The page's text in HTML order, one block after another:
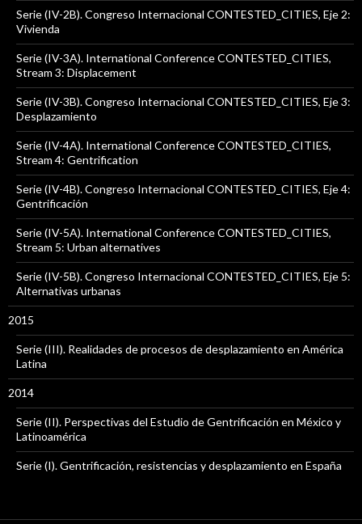
Serie (IV-2B). Congreso Internacional CONTESTED_CITIES, Eje 2:
Vivienda
Serie (IV-3A). International Conference CONTESTED_CITIES,
Stream 3: Displacement
Serie (IV-3B). Congreso Internacional CONTESTED_CITIES, Eje 3:
Desplazamiento
Serie (IV-4A). International Conference CONTESTED_CITIES,
Stream 4: Gentrification
Serie (IV-4B). Congreso Internacional CONTESTED_CITIES, Eje 4:
Gentrificación
Serie (IV-5A). International Conference CONTESTED_CITIES,
Stream 5: Urban alternatives
Serie (IV-5B). Congreso Internacional CONTESTED_CITIES, Eje 5:
Alternativas urbanas
2015
Serie (III). Realidades de procesos de desplazamiento en América
Latina
2014
Serie (II). Perspectivas del Estudio de Gentrificación en México y
Latinoamérica
Serie (I). Gentrificación, resistencias y desplazamiento en España